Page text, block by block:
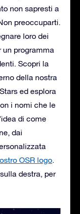
non sapresti a
preoccuparti.
loro dei
programma
Scopri la
della nostra
ed esplora
i nomi che le
di come
dai
OSR logo.
destra, per